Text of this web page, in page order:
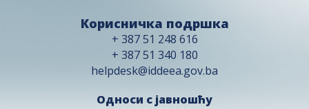
Корисничка подршка
+ 387 51 248 616
+ 387 51 340 180
helpdesk@iddeea.gov.ba
Односи с јавношћу